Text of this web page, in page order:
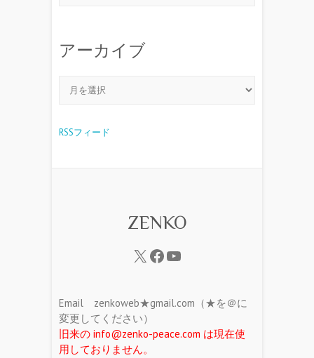
アーカイブ
RSSフィード
ZENKO
Email zenkoweb★gmail.com（★を＠に
変更してください）
旧来の info@zenko-peace.com は現在使
用しておりません。